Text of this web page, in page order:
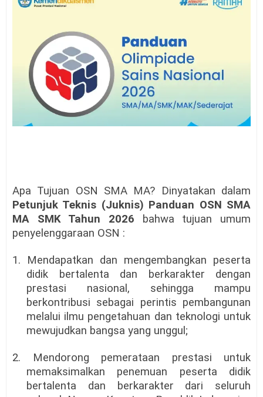
Apa Tujuan OSN SMA MA? Dinyatakan dalam
Petunjuk Teknis (Juknis) Panduan OSN SMA
MA SMK Tahun 2026
bahwa tujuan umum
penyelenggaraan OSN :
1. Mendapatkan dan mengembangkan peserta
didik bertalenta dan berkarakter dengan
prestasi nasional, sehingga mampu
berkontribusi sebagai perintis pembangunan
melalui ilmu pengetahuan dan teknologi untuk
mewujudkan bangsa yang unggul;
2. Mendorong pemerataan prestasi untuk
memaksimalkan penemuan peserta didik
bertalenta dan berkarakter dari seluruh